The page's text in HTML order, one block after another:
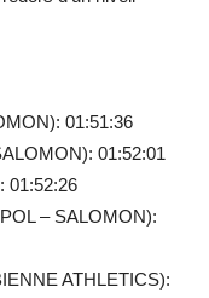
01:51:36
01:52:01
01:52:26
– SALOMON):
ATHLETICS):